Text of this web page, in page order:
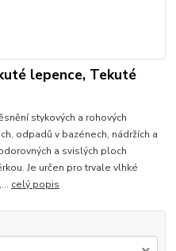
lepence, Tekuté
stykových a rohových
odpadů v bazénech, nádržích a
a svislých ploch
Je určen pro trvale vlhké
celý popis